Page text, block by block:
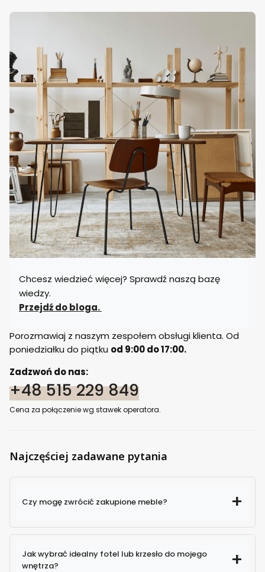
Chcesz wiedzieć więcej? Sprawdź naszą bazę
wiedzy.
Przejdź do bloga.
Porozmawiaj z naszym zespołem obsługi klienta. Od
poniedziałku do piątku od 9:00 do 17:00.
Zadzwoń do nas:
+48 515 229 849
Cena za połączenie wg stawek operatora.
Najczęściej zadawane pytania
Czy mogę zwrócić zakupione meble?
Jak wybrać idealny fotel lub krzesło do mojego
wnętrza?